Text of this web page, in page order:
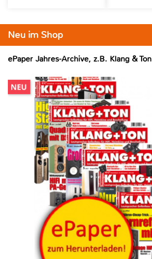
Neu im Shop
ePaper Jahres-Archive, z.B. Klang & Ton